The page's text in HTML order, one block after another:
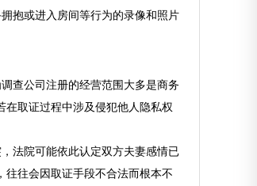
抱或进入房间等行为的录像和照片
查公司注册的经营范围大多是商务
取证过程中涉及侵犯他人隐私权
法院可能依此认定双方夫妻感情已
往会因取证手段不合法而根本不